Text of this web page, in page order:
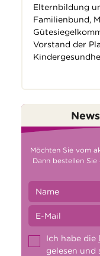
Elternbildung
Familienbund,
Vorstand der
Möchten Sie vom
Dann bestellen
Ich habe die
gelesen und